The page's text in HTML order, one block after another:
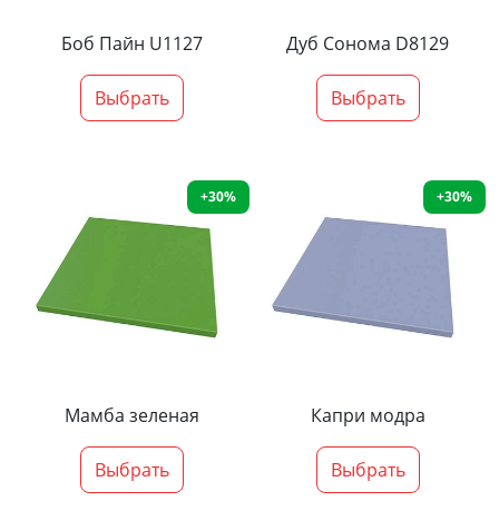
Боб Пайн U1127
Выбрать
Дуб Сонома D8129
Выбрать
+30%
Мамба зеленая
Выбрать
+30%
Капри модра
Выбрать